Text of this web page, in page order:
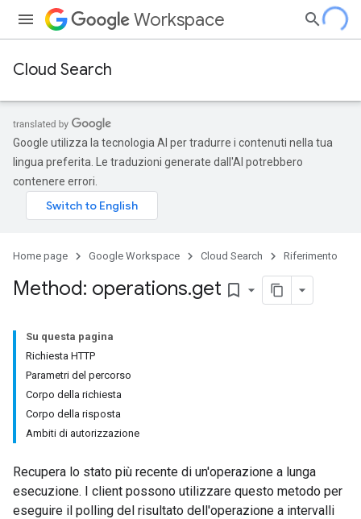
Workspace
Cloud Search
Google utilizza la tecnologia AI per tradurre i contenuti nella tua
lingua preferita. Le traduzioni generate dall'AI potrebbero
contenere errori.
Home page Google Workspace Cloud Search Riferimento
Method: operations.get bookmark_border
Su questa pagina
Richiesta HTTP
Parametri del percorso
Corpo della richiesta
Corpo della risposta
Ambiti di autorizzazione
Recupera lo stato più recente di un'operazione a lunga
esecuzione. I client possono utilizzare questo metodo per
eseguire il polling del risultato dell'operazione a intervalli